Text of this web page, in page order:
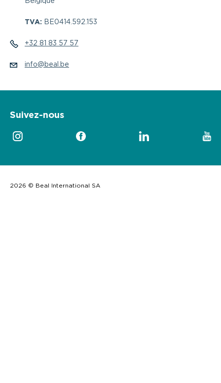
TVA: BE0414.592.153
+32 81 83 57 57
info@beal.be
Suivez-nous
2026 © Beal International SA